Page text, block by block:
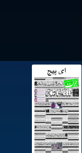
ای پیج